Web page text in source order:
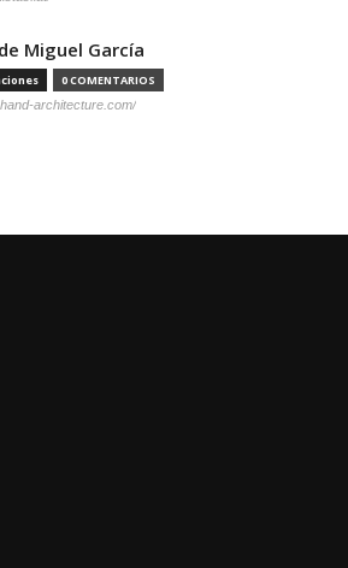
Miguel García
0 COMENTARIOS
architecture.com/